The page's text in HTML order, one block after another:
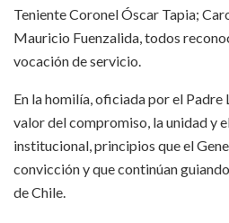
Teniente Coronel Óscar Tapia;
Mauricio Fuenzalida, todos
vocación de servicio.
En la homilía, oficiada por el Padre
valor del compromiso, la unidad y
institucional, principios que el
convicción y que continúan
de Chile.